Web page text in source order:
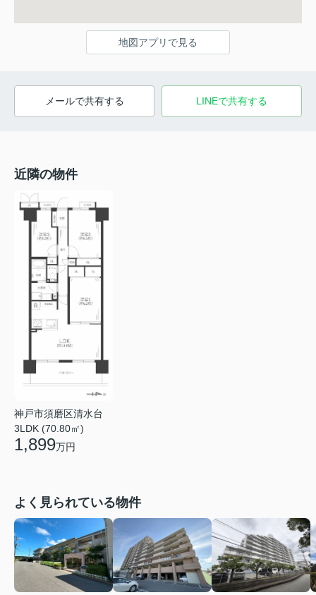
地図アプリで見る
メールで共有する LINEで共有する
近隣の物件
神戸市須磨区清水台
3LDK (70.80㎡)
1,899万円
よく見られている物件